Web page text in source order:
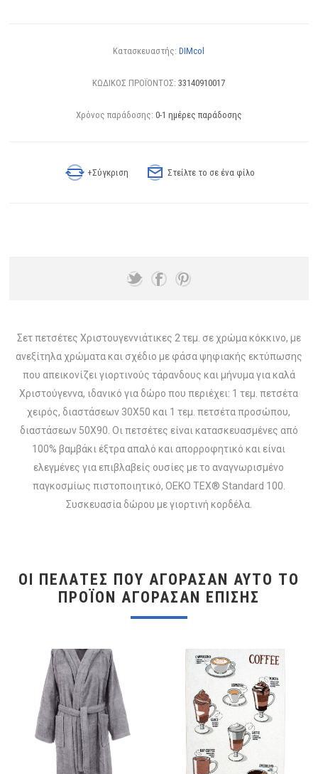
Κατασκευαστής: DIMcol
ΚΩΔΙΚΟΣ ΠΡΟΪΟΝΤΟΣ: 33140910017
Χρόνος παράδοσης: 0-1 ημέρες παράδοσης
+Σύγκριση Στείλτε το σε ένα φίλο
Σετ πετσέτες Χριστουγεννιάτικες 2 τεμ. σε χρώμα κόκκινο, με
ανεξίτηλα χρώματα και σχέδιο με φάσα ψηφιακής εκτύπωσης
που απεικονίζει γιορτινούς τάρανδους και μήνυμα για καλά
Χριστούγεννα, ιδανικό για δώρο που περιέχει: 1 τεμ. πετσέτα
χειρός, διαστάσεων 30X50 και 1 τεμ. πετσέτα προσώπου,
διαστάσεων 50X90. Οι πετσέτες είναι κατασκευασμένες από
100% βαμβάκι έξτρα απαλό και απορροφητικό και είναι
ελεγμένες για επιβλαβείς ουσίες με το αναγνωρισμένο
παγκοσμίως πιστοποιητικό, OEKO TEX® Standard 100.
Συσκευασία δώρου με γιορτινή κορδέλα.
ΟΙ ΠΕΛΆΤΕΣ ΠΟΥ ΑΓΌΡΑΣΑΝ ΑΥΤΌ ΤΟ
ΠΡΟΪΌΝ ΑΓΌΡΑΣΑΝ ΕΠΊΣΗΣ